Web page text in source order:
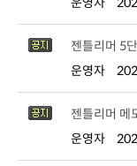
젠틀리머 5
운영자
젠틀리머 메
운영자